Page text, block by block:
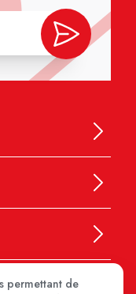
permettant de